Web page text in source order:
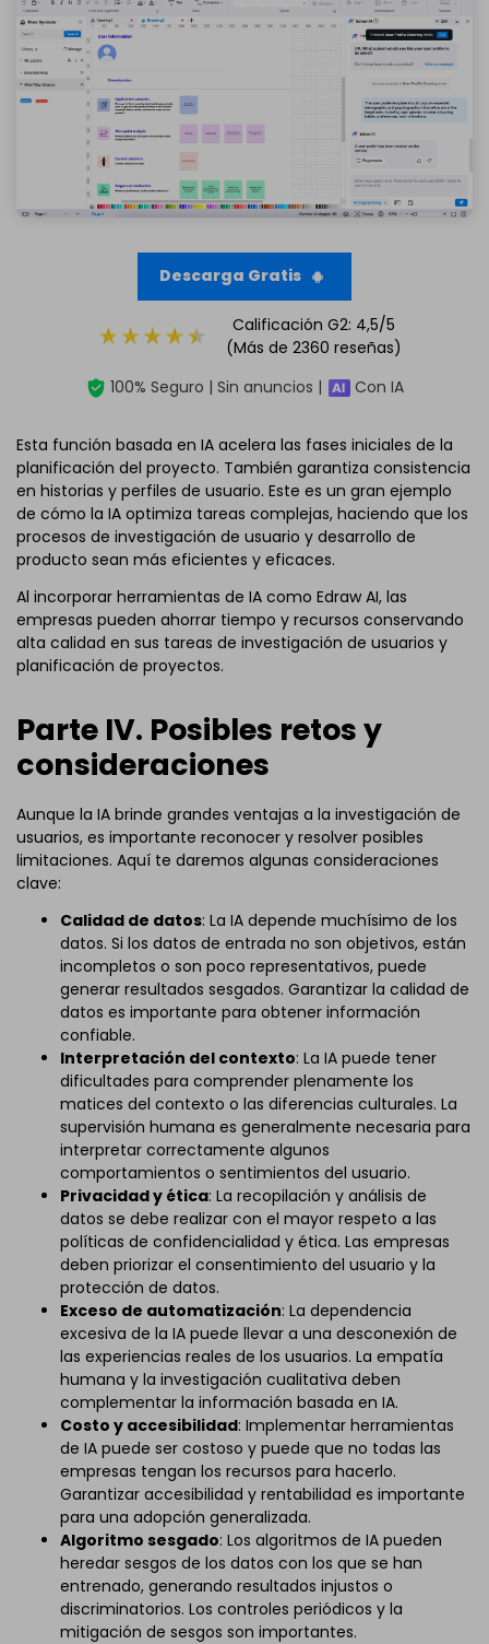
Descarga Gratis
Calificación G2: 4,5/5
(Más de 2360 reseñas)
100% Seguro | Sin anuncios |
Con IA
Esta función basada en IA acelera las fases iniciales de la
planificación del proyecto. También garantiza consistencia
en historias y perfiles de usuario. Este es un gran ejemplo
de cómo la IA optimiza tareas complejas, haciendo que los
procesos de investigación de usuario y desarrollo de
producto sean más eficientes y eficaces.
Al incorporar herramientas de IA como Edraw AI, las
empresas pueden ahorrar tiempo y recursos conservando
alta calidad en sus tareas de investigación de usuarios y
planificación de proyectos.
Parte IV. Posibles retos y
consideraciones
Aunque la IA brinde grandes ventajas a la investigación de
usuarios, es importante reconocer y resolver posibles
limitaciones. Aquí te daremos algunas consideraciones
clave:
Calidad de datos: La IA depende muchísimo de los
datos. Si los datos de entrada no son objetivos, están
incompletos o son poco representativos, puede
generar resultados sesgados. Garantizar la calidad de
datos es importante para obtener información
confiable.
Interpretación del contexto: La IA puede tener
dificultades para comprender plenamente los
matices del contexto o las diferencias culturales. La
supervisión humana es generalmente necesaria para
interpretar correctamente algunos
comportamientos o sentimientos del usuario.
Privacidad y ética: La recopilación y análisis de
datos se debe realizar con el mayor respeto a las
políticas de confidencialidad y ética. Las empresas
deben priorizar el consentimiento del usuario y la
protección de datos.
Exceso de automatización: La dependencia
excesiva de la IA puede llevar a una desconexión de
las experiencias reales de los usuarios. La empatía
humana y la investigación cualitativa deben
complementar la información basada en IA.
Costo y accesibilidad: Implementar herramientas
de IA puede ser costoso y puede que no todas las
empresas tengan los recursos para hacerlo.
Garantizar accesibilidad y rentabilidad es importante
para una adopción generalizada.
Algoritmo sesgado: Los algoritmos de IA pueden
heredar sesgos de los datos con los que se han
entrenado, generando resultados injustos o
discriminatorios. Los controles periódicos y la
mitigación de sesgos son importantes.